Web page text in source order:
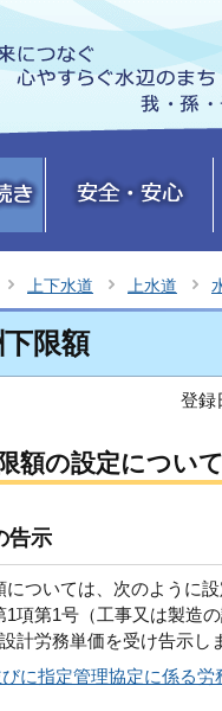
上下水道 上水道
下限額
登録
額の設定について
告示
ついては、次のように設
項第1号（工事又は製造
計労務単価を受け告示し
に指定管理協定に係る労